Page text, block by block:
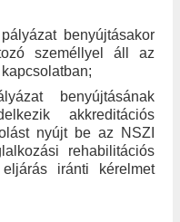
benyújtásakor
személlyel áll az
benyújtásának
akkreditációs
nyújt be az NSZI
rehabilitációs
iránti kérelmet